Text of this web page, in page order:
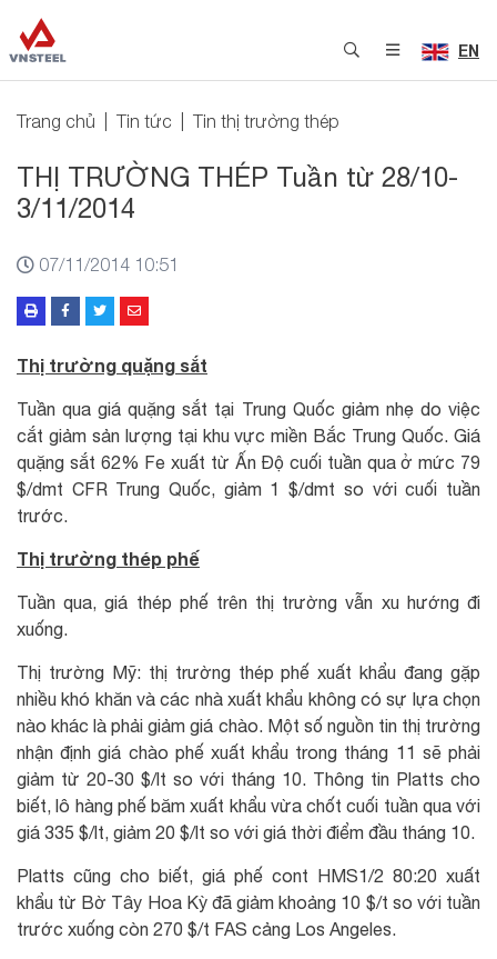
EN
Trang chủ Tin tức Tin thị trường thép
THỊ TRƯỜNG THÉP Tuần từ 28/10-
3/11/2014
07/11/2014 10:51
Thị trường quặng sắt
Tuần qua giá quặng sắt tại Trung Quốc giảm nhẹ do việc
cắt giảm sản lượng tại khu vực miền Bắc Trung Quốc. Giá
quặng sắt 62% Fe xuất từ Ấn Độ cuối tuần qua ở mức 79
$/dmt CFR Trung Quốc, giảm 1 $/dmt so với cuối tuần
trước.
Thị trường thép phế
Tuần qua, giá thép phế trên thị trường vẫn xu hướng đi
xuống.
Thị trường Mỹ: thị trường thép phế xuất khẩu đang gặp
nhiều khó khăn và các nhà xuất khẩu không có sự lựa chọn
nào khác là phải giảm giá chào. Một số nguồn tin thị trường
nhận định giá chào phế xuất khẩu trong tháng 11 sẽ phải
giảm từ 20-30 $/lt so với tháng 10. Thông tin Platts cho
biết, lô hàng phế băm xuất khẩu vừa chốt cuối tuần qua với
giá 335 $/lt, giảm 20 $/lt so với giá thời điểm đầu tháng 10.
Platts cũng cho biết, giá phế cont HMS1/2 80:20 xuất
khẩu từ Bờ Tây Hoa Kỳ đã giảm khoảng 10 $/t so với tuần
trước xuống còn 270 $/t FAS cảng Los Angeles.